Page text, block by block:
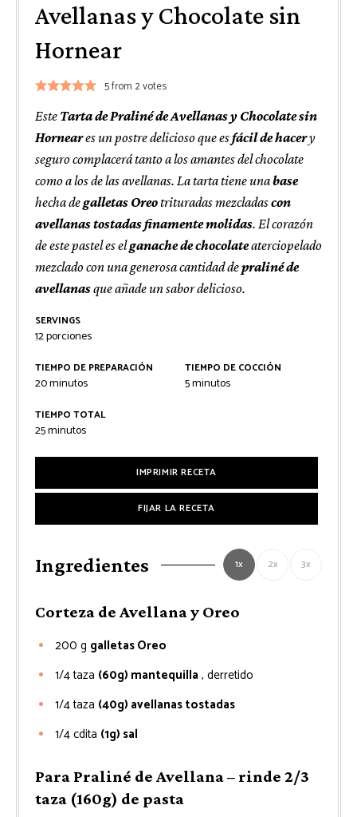
Avellanas y Chocolate sin
Hornear
5from 2votes
Este Tarta de Praliné de Avellanas y Chocolate sin
Horneares un postre delicioso que esfácil de hacery
seguro complacerá tanto a los amantes del chocolate
como a los de las avellanas. La tarta tiene unabase
hecha degalletas Oreotrituradas mezcladascon
avellanas tostadas finamente molidas. El corazón
de este pastel es elganache de chocolateaterciopelado
mezclado con una generosa cantidad depraliné de
avellanasque añade un sabor delicioso.
SERVINGS
12porciones
TIEMPO DE PREPARACIÓN
20minutos
minutos
TIEMPO DE COCCIÓN
5minutos
minutos
TIEMPO TOTAL
25minutos
minutos
IMPRIMIR RECETA
FIJAR LA RECETA
Ingredientes 1x 2x 3x
Corteza de Avellana y Oreo
200 g galletas Oreo
1/4taza (60g) mantequilla , derretido
1/4taza (40g) avellanas tostadas
1/4cdita (1g) sal
Para Praliné de Avellana – rinde 2/3
taza (160g) de pasta